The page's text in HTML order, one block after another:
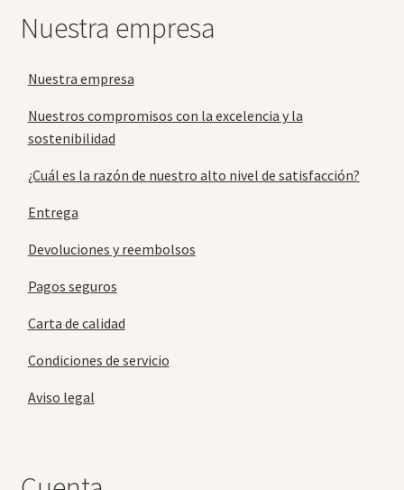
Nuestra empresa
Nuestra empresa
Nuestros compromisos con la excelencia y la
sostenibilidad
¿Cuál es la razón de nuestro alto nivel de satisfacción?
Entrega
Devoluciones y reembolsos
Pagos seguros
Carta de calidad
Condiciones de servicio
Aviso legal